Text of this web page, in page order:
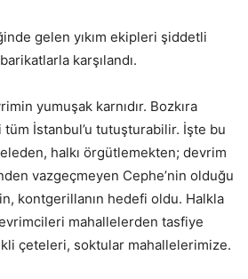
gelen yıkım ekipleri şiddetli
karşılandı.
yumuşak karnıdır. Bozkıra
tüm İstanbul’u tutuşturabilir. İşte bu
halkı örgütlemekten; devrim
vazgeçmeyen Cephe’nin olduğu
kontgerillanın hedefi oldu. Halkla
mahallelerden tasfiye
çeteleri, soktular mahallelerimize.